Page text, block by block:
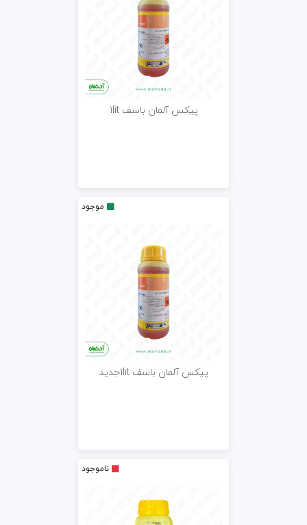
پیکس آلمان باسف 1lit
موجود
پیکس آلمان باسف 1litجدید
ناموجود